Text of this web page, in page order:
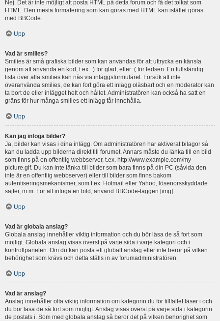
Nej. Det är inte möjligt att posta HTML på detta forum och få det tolkat som
HTML. Den mesta formatering som kan göras med HTML kan istället göras
med BBCode.
Upp
Vad är smilies?
Smilies är små grafiska bilder som kan användas för att uttrycka en känsla
genom att använda en kod, t.ex. :) för glad, eller :( för ledsen. En fullständig
lista över alla smilies kan nås via inläggsformuläret. Försök att inte
överanvända smilies, de kan fort göra ett inlägg oläsbart och en moderator kan
ta bort de eller inlägget helt och hållet. Administratören kan också ha satt en
gräns för hur många smilies ett inlägg får innehålla.
Upp
Kan jag infoga bilder?
Ja, bilder kan visas i dina inlägg. Om administratören har aktiverat bilagor så
kan du ladda upp bilderna direkt till forumet. Annars måste du länka till en bild
som finns på en offentlig webbserver, t.ex. http://www.example.com/my-
picture.gif. Du kan inte länka till bilder som bara finns på din PC (såvida den
inte är en offentlig webbserver) eller till bilder som finns bakom
autentiseringsmekanismer, som t.ex. Hotmail eller Yahoo, lösenorsskyddade
sajter, m.m. För att infoga en bild, använd BBCode-taggen [img].
Upp
Vad är globala anslag?
Globala anslag innehåller viktig information och du bör läsa de så fort som
möjligt. Globala anslag visas överst på varje sida i varje kategori och i
kontrollpanelen. Om du kan posta ett globalt anslag eller inte beror på vilken
behörighet som krävs och detta ställs in av forumadministratören.
Upp
Vad är anslag?
Anslag innehåller ofta viktig information om kategorin du för tillfället läser i och
du bör läsa de så fort som möjligt. Anslag visas överst på varje sida i kategorin
de postats i. Som med globala anslag så beror det på vilken behörighet som